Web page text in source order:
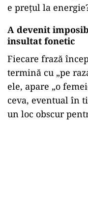
e prețul la
A devenit
insultat fonetic
Fiecare frază
termină cu „pe
ele, apare „o
ceva, eventual în
un loc obscur